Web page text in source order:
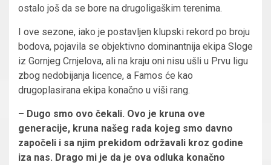
ostalo još da se bore na drugoligaškim terenima.
I ove sezone, iako je postavljen klupski rekord po broju
bodova, pojavila se objektivno dominantnija ekipa Sloge
iz Gornjeg Crnjelova, ali na kraju oni nisu ušli u Prvu ligu
zbog nedobijanja licence, a Famos će kao
drugoplasirana ekipa konačno u viši rang.
– Dugo smo ovo čekali. Ovo je kruna ove
generacije, kruna našeg rada kojeg smo davno
započeli i sa njim prekidom održavali kroz godine
iza nas. Drago mi je da je ova odluka konačno